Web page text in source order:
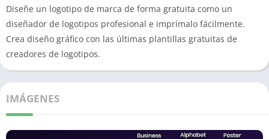
Diseñe un logotipo de marca de forma gratuita como un
diseñador de logotipos profesional e imprímalo fácilmente.
Crea diseño gráfico con las últimas plantillas gratuitas de
creadores de logotipos.
IMÁGENES